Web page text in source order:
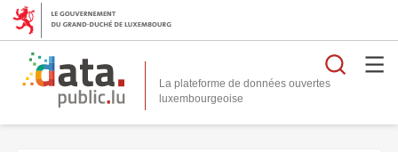
La plateforme de données ouvertes